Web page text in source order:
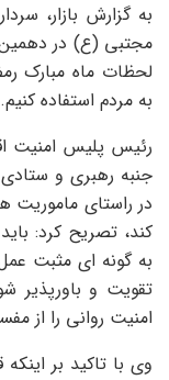
به گزارش بازار،
مجتبی (ع) در دهمین
لحظات ماه مبارک
به مردم استفاده کنیم.
رئیس پلیس امنیت
جنبه رهبری و
در راستای
کند، تصریح کرد:
به گونه ای مثبت
تقویت و باورپذیر
امنیت روانی را از
وی با تاکید بر